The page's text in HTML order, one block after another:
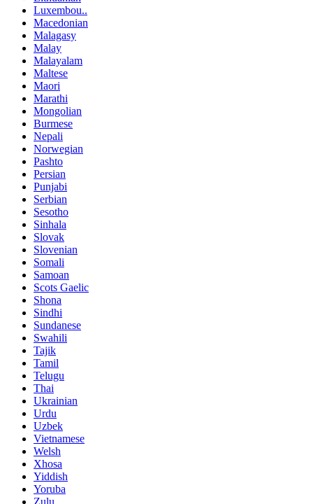
Luxembou..
Macedonian
Malagasy
Malay
Malayalam
Maltese
Maori
Marathi
Mongolian
Burmese
Nepali
Norwegian
Pashto
Persian
Punjabi
Serbian
Sesotho
Sinhala
Slovak
Slovenian
Somali
Samoan
Scots Gaelic
Shona
Sindhi
Sundanese
Swahili
Tajik
Tamil
Telugu
Thai
Ukrainian
Urdu
Uzbek
Vietnamese
Welsh
Xhosa
Yiddish
Yoruba
Zulu